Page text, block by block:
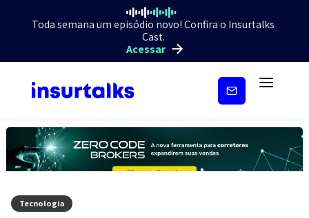
Toda semana um episódio novo! Confira o Insurtalks
Cast.
Acessar
Inscreva-
Tecnologia